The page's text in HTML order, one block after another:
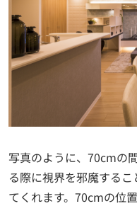
写真のように、70cmの
る際に視界を邪魔する
てくれます。70cmの位